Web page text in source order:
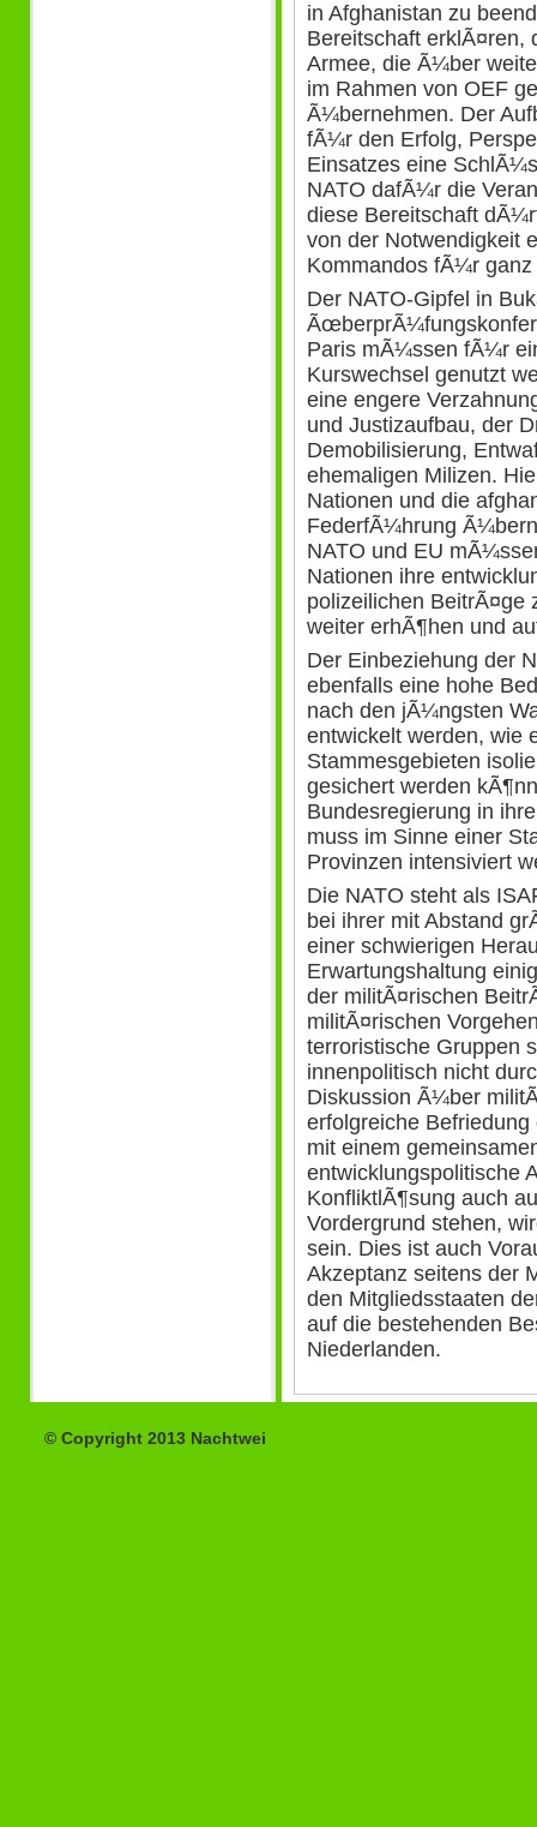
in Afghanistan zu
Bereitschaft erklÃ¤ren,
Armee, die Ã¼ber
im Rahmen von OEF
Ã¼bernehmen. Der
fÃ¼r den Erfolg,
Einsatzes eine
NATO dafÃ¼r die
diese Bereitschaft
von der Notwendigkeit
Kommandos fÃ¼r
Der NATO-Gipfel in
Paris mÃ¼ssen fÃ¼r
Kurswechsel genutzt
eine engere
und Justizaufbau, der
Demobilisierung,
ehemaligen Milizen.
Nationen und die
FederfÃ¼hrung
NATO und EU
Nationen ihre
polizeilichen BeitrÃ¤ge
weiter erhÃ¶hen und
Der Einbeziehung der
ebenfalls eine hohe
nach den jÃ¼ngsten
entwickelt werden, wie
Stammesgebieten
gesichert werden
Bundesregierung in
muss im Sinne einer
Provinzen intensiviert
Die NATO steht als
bei ihrer mit Abstand
einer schwierigen
Erwartungshaltung
der militÃ¤rischen
militÃ¤rischen
terroristische Gruppen
innenpolitisch nicht
Diskussion Ã¼ber
erfolgreiche
mit einem
entwicklungspolitische
KonfliktlÃ¶sung auch
Vordergrund stehen,
sein. Dies ist auch
Akzeptanz seitens der
den Mitgliedsstaaten
auf die bestehenden
Niederlanden.
© Copyright 2013 Nachtwei